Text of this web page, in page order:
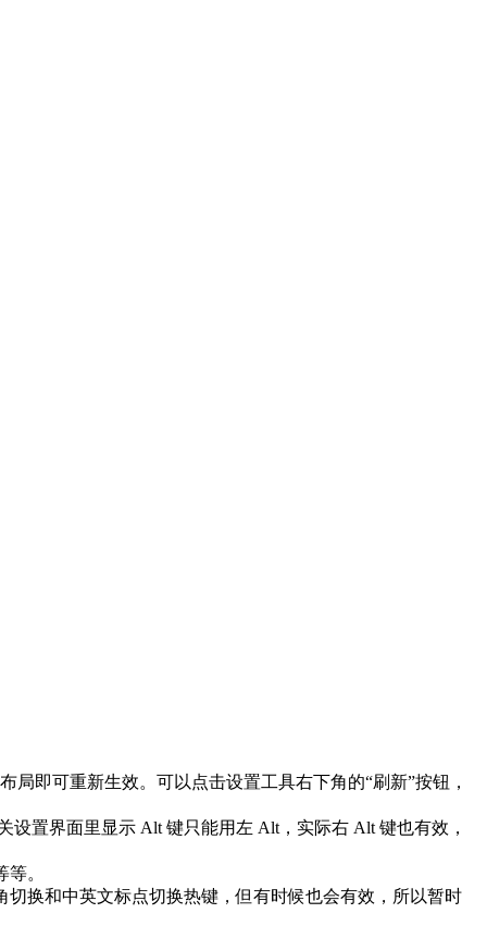
即可重新生效。可以点击设置工具右下角的“刷新”按钮，
设置界面里显示 Alt 键只能用左 Alt，实际右 Alt 键也有效，
。
换和中英文标点切换热键，但有时候也会有效，所以暂时